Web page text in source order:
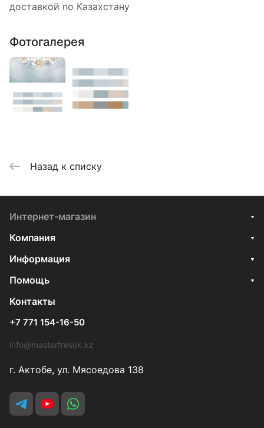
доставкой по Казахстану
Фотогалерея
Назад к списку
Интернет-магазин
Компания
Информация
Помощь
Контакты
+7 771 154-16-50
info@masterfresok.kz
г. Актобе, ул. Мясоедова 138